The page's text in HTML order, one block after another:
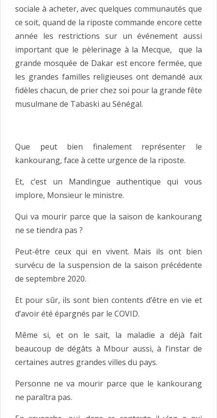
sociale à acheter, avec quelques communautés que
ce soit, quand de la riposte commande encore cette
année les restrictions sur un événement aussi
important que le pèlerinage à la Mecque, que la
grande mosquée de Dakar est encore fermée, que
les grandes familles religieuses ont demandé aux
fidèles chacun, de prier chez soi pour la grande fête
musulmane de Tabaski au Sénégal.
Que peut bien finalement représenter le
kankourang, face à cette urgence de la riposte.
Et, c’est un Mandingue authentique qui vous
implore, Monsieur le ministre.
Qui va mourir parce que la saison de kankourang
ne se tiendra pas ?
Peut-être ceux qui en vivent. Mais ils ont bien
survécu de la suspension de la saison précédente
de septembre 2020.
Et pour sûr, ils sont bien contents d’être en vie et
d’avoir été épargnés par le COVID.
Même si, et on le sait, la maladie a déjà fait
beaucoup de dégâts à Mbour aussi, à l’instar de
certaines autres grandes villes du pays.
Personne ne va mourir parce que le kankourang
ne paraîtra pas.